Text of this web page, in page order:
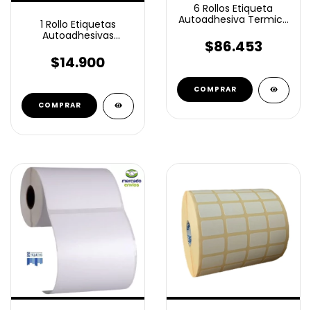
1 Rollo Etiquetas
Autoadhesivas
Mm 250 unidades
$14.900
6 Rollos Etiqueta
Autoadhesiva Termico
$86.453